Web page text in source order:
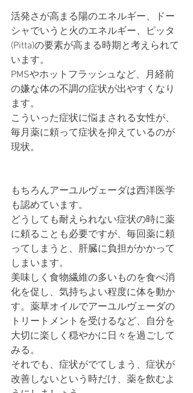
活発さが高まる陽のエネルギー、ドー
シャでいうと火のエネルギー、ピッタ
(Pitta)の要素が高まる時期と考えられて
います。
PMSやホットフラッシュなど、月経前
の嫌な体の不調の症状が出やすくなり
ます。
こういった症状に悩まされる女性が、
毎月薬に頼って症状を抑えているのが
現状。
もちろんアーユルヴェーダは西洋医学
も認めています。
どうしても耐えられない症状の時に薬
に頼ることも必要ですが、毎回薬に頼
ってしまうと、肝臓に負担がかかって
しまいます。
美味しく食物繊維の多いものを食べ消
化を促し、気持ちよい程度に体を動か
す。薬草オイルでアーユルヴェーダの
トリートメントを受けるなど、自分を
大切に楽しく穏やかに日々を過ごして
みる。
それでも、症状がでてしまう、症状が
改善しないという時だけ、薬を飲むよ